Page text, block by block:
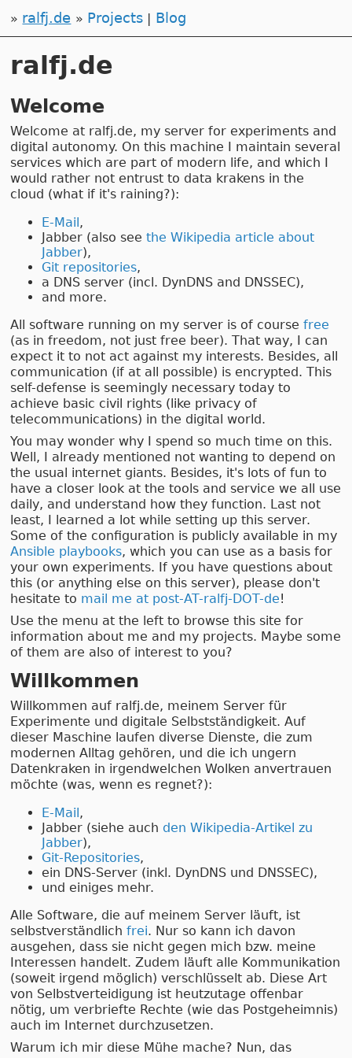
ralfj.de Projects Blog
ralfj.de
Welcome
Welcome at ralfj.de, my server for experiments and
digital autonomy. On this machine I maintain several
services which are part of modern life, and which I
would rather not entrust to data krakens in the
cloud (what if it's raining?):
E-Mail,
Jabber (also seethe Wikipedia article about
Jabber),
Git repositories,
a DNS server (incl. DynDNS and DNSSEC),
and more.
All software running on my server is of coursefree
(as in freedom, not just free beer). That way, I can
expect it to not act against my interests. Besides, all
communication (if at all possible) is encrypted. This
self-defense is seemingly necessary today to
achieve basic civil rights (like privacy of
telecommunications) in the digital world.
You may wonder why I spend so much time on this.
Well, I already mentioned not wanting to depend on
the usual internet giants. Besides, it's lots of fun to
have a closer look at the tools and service we all use
daily, and understand how they function. Last not
least, I learned a lot while setting up this server.
Some of the configuration is publicly available in my
Ansible playbooks, which you can use as a basis for
your own experiments. If you have questions about
this (or anything else on this server), please don't
hesitate to mail me at post-AT-ralfj-DOT-de!
Use the menu at the left to browse this site for
information about me and my projects. Maybe some
of them are also of interest to you?
Willkommen
Willkommen auf ralfj.de, meinem Server für
Experimente und digitale Selbstständigkeit. Auf
dieser Maschine laufen diverse Dienste, die zum
modernen Alltag gehören, und die ich ungern
Datenkraken in irgendwelchen Wolken anvertrauen
möchte (was, wenn es regnet?):
E-Mail,
Jabber (siehe auch den Wikipedia-Artikel zu
Jabber),
Git-Repositories,
ein DNS-Server (inkl. DynDNS und DNSSEC),
und einiges mehr.
Alle Software, die auf meinem Server läuft, ist
selbstverständlichfrei. Nur so kann ich davon
ausgehen, dass sie nicht gegen mich bzw. meine
Interessen handelt. Zudem läuft alle Kommunikation
(soweit irgend möglich) verschlüsselt ab. Diese Art
von Selbstverteidigung ist heutzutage offenbar
nötig, um verbriefte Rechte (wie das Postgeheimnis)
auch im Internet durchzusetzen.
Warum ich mir diese Mühe mache? Nun, das